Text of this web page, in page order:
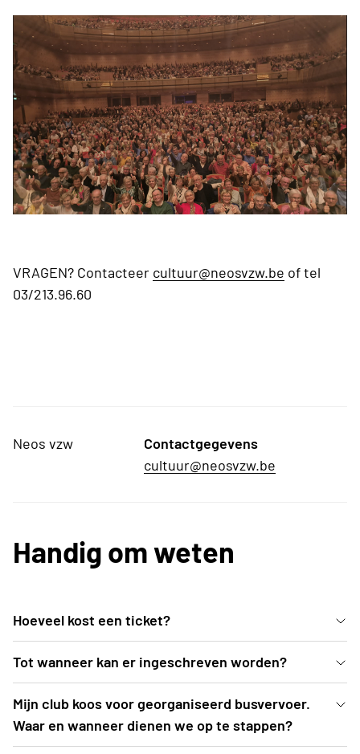
VRAGEN? Contacteer cultuur@neosvzw.be of tel
03/213.96.60
Neos vzw
Contactgegevens
cultuur@neosvzw.be
Handig om weten
Hoeveel kost een ticket?
Een ticket categorie 1 (= parterre + eerste rijen 1e
balkon) kost 56 EUR. Een ticket categorie 2
bedraagt 46 EUR.
Tot wanneer kan er ingeschreven worden?
Inschrijven kan uiterlijk t.e.m. 2 oktober 2026 of tot
zolang de voorraad strekt (= teller op 0 -> als
deelnemers kom je automatisch op wachtlijst
Mijn club koos voor georganiseerd busvervoer.
Waar en wanneer dienen we op te stappen?